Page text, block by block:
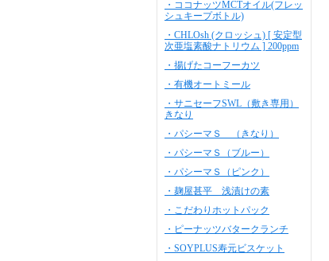
・ココナッツMCTオイル(フレッ
シュキープボトル)
・CHLOsh (クロッシュ) [ 安定型
次亜塩素酸ナトリウム ] 200ppm
・揚げたコーフーカツ
・有機オートミール
・サニセーフSWL（敷き専用）
きなり
・パシーマＳ （きなり）
・パシーマＳ（ブルー）
・パシーマＳ（ピンク）
・麹屋甚平 浅漬けの素
・こだわりホットパック
・ピーナッツバタークランチ
・SOYPLUS寿元ビスケット